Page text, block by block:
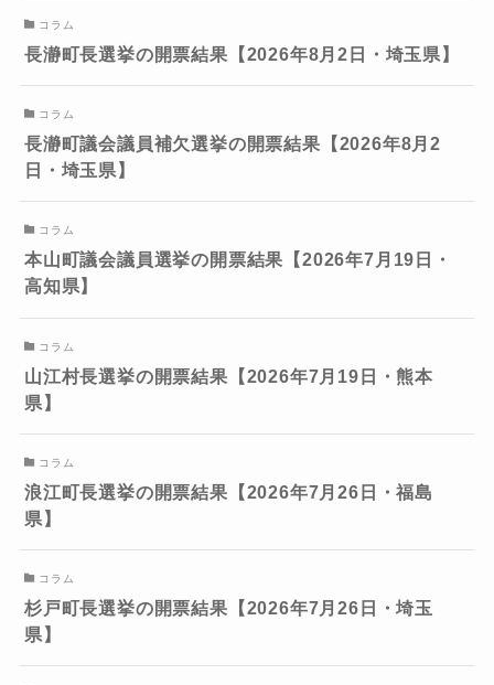
コラム
長瀞町長選挙の開票結果【2026年8月2日・埼玉県】
コラム
長瀞町議会議員補欠選挙の開票結果【2026年8月2
日・埼玉県】
コラム
本山町議会議員選挙の開票結果【2026年7月19日・
高知県】
コラム
山江村長選挙の開票結果【2026年7月19日・熊本
県】
コラム
浪江町長選挙の開票結果【2026年7月26日・福島
県】
コラム
杉戸町長選挙の開票結果【2026年7月26日・埼玉
県】